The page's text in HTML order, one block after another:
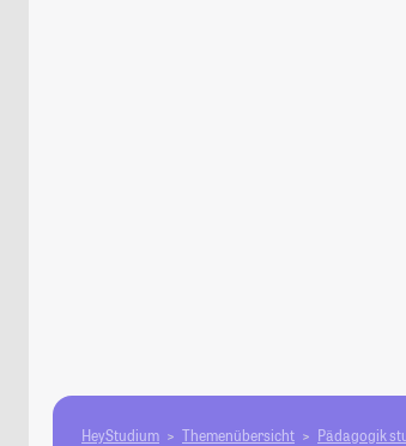
HeyStudium Themenübersicht Pädagogik